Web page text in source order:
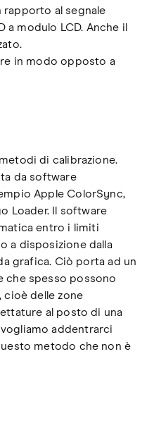
rapporto al segnale
a modulo LCD. Anche il
in modo opposto a
di calibrazione.
da software
Apple ColorSync,
Loader. Il software
entro i limiti
a disposizione dalla
grafica. Ciò porta ad un
che spesso possono
delle zone
al posto di una
addentrarci
metodo che non è